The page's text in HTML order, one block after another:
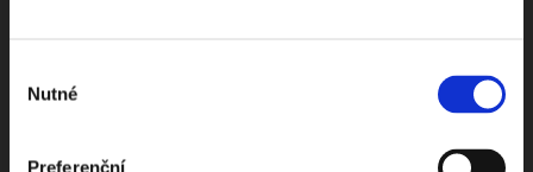
souhlasu
Nutné
Preferenční